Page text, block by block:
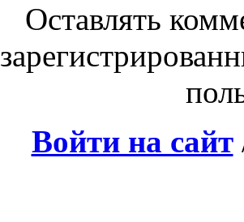
Оставлять
Войти на сайт